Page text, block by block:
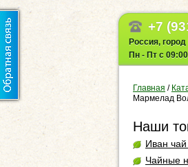
+7
Россия,
Пн - Пт с
Главная /
Мармелад
Наши
Иван
Чайные